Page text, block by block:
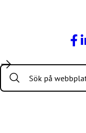
Search: